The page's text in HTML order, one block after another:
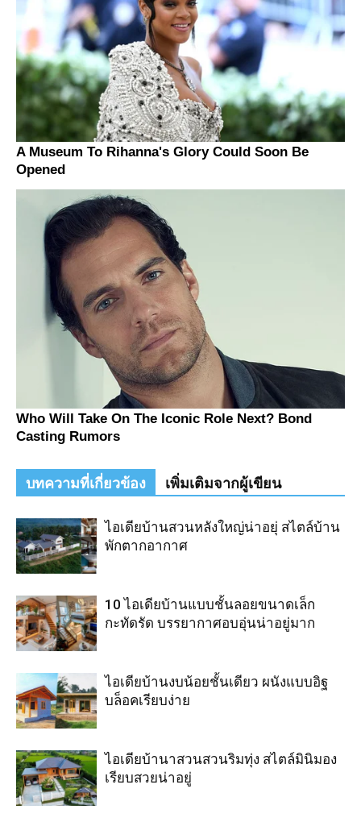
บทความที่เกี่ยวข้อง เพิ่มเติมจากผู้เขียน
ไอเดียบ้านสวนหลังใหญ่น่าอยุ่ สไตล์บ้าน
พักตากอากาศ
10 ไอเดียบ้านแบบชั้นลอยขนาดเล็ก
กะทัดรัด บรรยากาศอบอุ่นน่าอยู่มาก
ไอเดียบ้านงบน้อยชั้นเดียว ผนังแบบอิฐ
บล็อคเรียบง่าย
ไอเดียบ้านาสวนสวนริมทุ่ง สไตล์มินิมอง
เรียบสวยน่าอยู่